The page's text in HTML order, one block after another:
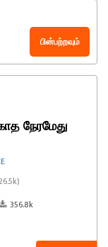
பின்பற்றவும்
நேரமேது
356.8k